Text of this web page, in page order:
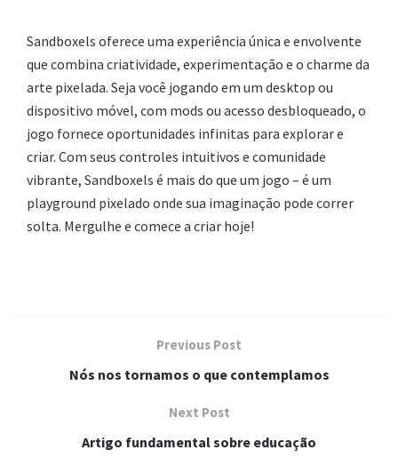
Sandboxels oferece uma experiência única e envolvente
que combina criatividade, experimentação e o charme da
arte pixelada. Seja você jogando em um desktop ou
dispositivo móvel, com mods ou acesso desbloqueado, o
jogo fornece oportunidades infinitas para explorar e
criar. Com seus controles intuitivos e comunidade
vibrante, Sandboxels é mais do que um jogo – é um
playground pixelado onde sua imaginação pode correr
solta. Mergulhe e comece a criar hoje!
Previous Post
Nós nos tornamos o que contemplamos
Next Post
Artigo fundamental sobre educação